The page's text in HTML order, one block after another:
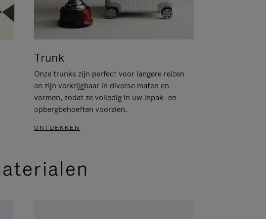
Trunk
Onze trunks zijn perfect voor langere reizen
en zijn verkrijgbaar in diverse maten en
vormen, zodat ze volledig in uw inpak- en
opbergbehoeften voorzien.
ONTDEKKEN